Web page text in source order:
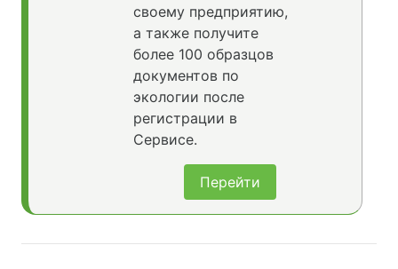
своему предприятию,
а также получите
более 100 образцов
документов по
экологии после
регистрации в
Сервисе.
Перейти